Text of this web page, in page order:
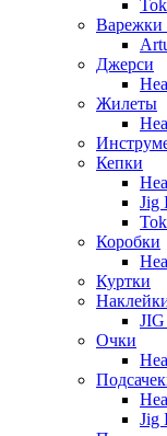
Варежки
Джерси
Жилеты
Кепки
Jig
Коробки
Куртки
Очки
Jig